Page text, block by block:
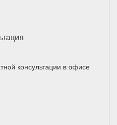
консультации в офисе